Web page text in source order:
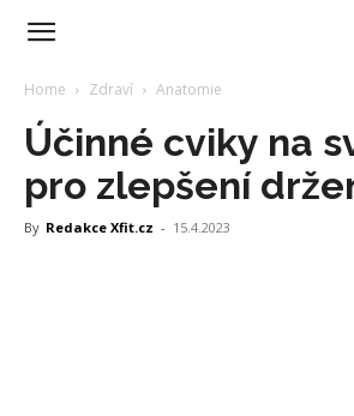
Home Zdraví Anatomie
Účinné cviky na
pro zlepšení
By Redakce Xfit.cz - 15.4.2023